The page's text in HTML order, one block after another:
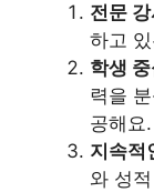
전문
하고
학생
력을
공해요.
지속적
와 성